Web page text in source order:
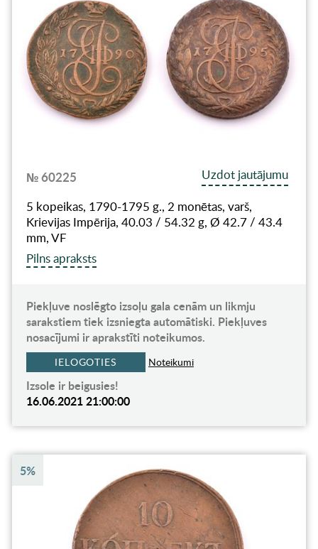
№ 60225
Uzdot jautājumu
5 kopeikas, 1790-1795 g., 2 monētas, varš,
Krievijas Impērija, 40.03 / 54.32 g, Ø 42.7 / 43.4
mm, VF
Pilns apraksts
Piekļuve noslēgto izsoļu gala cenām un likmju
sarakstiem tiek izsniegta automātiski. Piekļuves
nosacījumi ir aprakstīti noteikumos.
IELOGOTIES Noteikumi
Izsole ir beigusies!
16.06.2021 21:00:00
5%